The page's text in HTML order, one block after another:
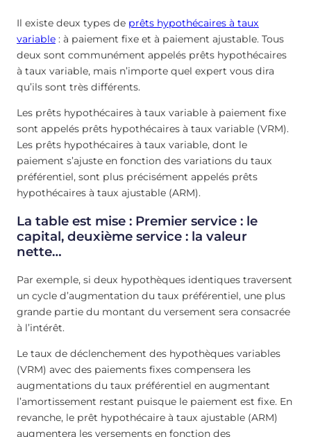
Il existe deux types de prêts hypothécaires à taux
variable : à paiement fixe et à paiement ajustable. Tous
deux sont communément appelés prêts hypothécaires
à taux variable, mais n’importe quel expert vous dira
qu’ils sont très différents.
Les prêts hypothécaires à taux variable à paiement fixe
sont appelés prêts hypothécaires à taux variable (VRM).
Les prêts hypothécaires à taux variable, dont le
paiement s’ajuste en fonction des variations du taux
préférentiel, sont plus précisément appelés prêts
hypothécaires à taux ajustable (ARM).
La table est mise : Premier service : le
capital, deuxième service : la valeur
nette…
Par exemple, si deux hypothèques identiques traversent
un cycle d’augmentation du taux préférentiel, une plus
grande partie du montant du versement sera consacrée
à l’intérêt.
Le taux de déclenchement des hypothèques variables
(VRM) avec des paiements fixes compensera les
augmentations du taux préférentiel en augmentant
l’amortissement restant puisque le paiement est fixe. En
revanche, le prêt hypothécaire à taux ajustable (ARM)
augmentera les versements en fonction des